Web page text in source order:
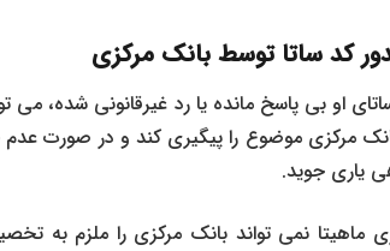
کد ساتا توسط بانک مرکزی
او بی پاسخ مانده یا رد غیرقانونی شده، می
مرکزی موضوع را پیگیری کند و در صورت عدم
یاری جوید.
ماهیتا نمی تواند بانک مرکزی را ملزم به